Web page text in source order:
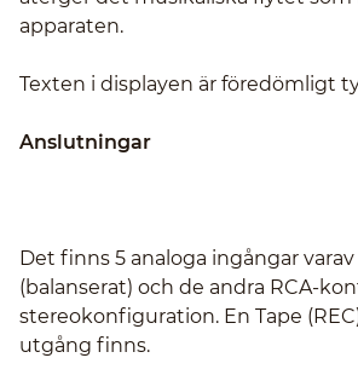
apparaten.
Texten i displayen är föredömligt
Anslutningar
Det finns 5 analoga ingångar varav
(balanserat) och de andra RCA-
stereokonfiguration. En Tape
utgång finns.